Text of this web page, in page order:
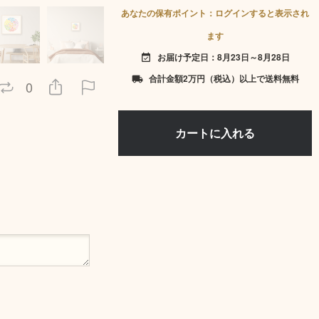
0
あなたの保有ポイント：ログインすると表示され
ます
event_available お届け予定日：8月23日～8月28日
local_shipping 合計金額2万円（税込）以上で送料無料